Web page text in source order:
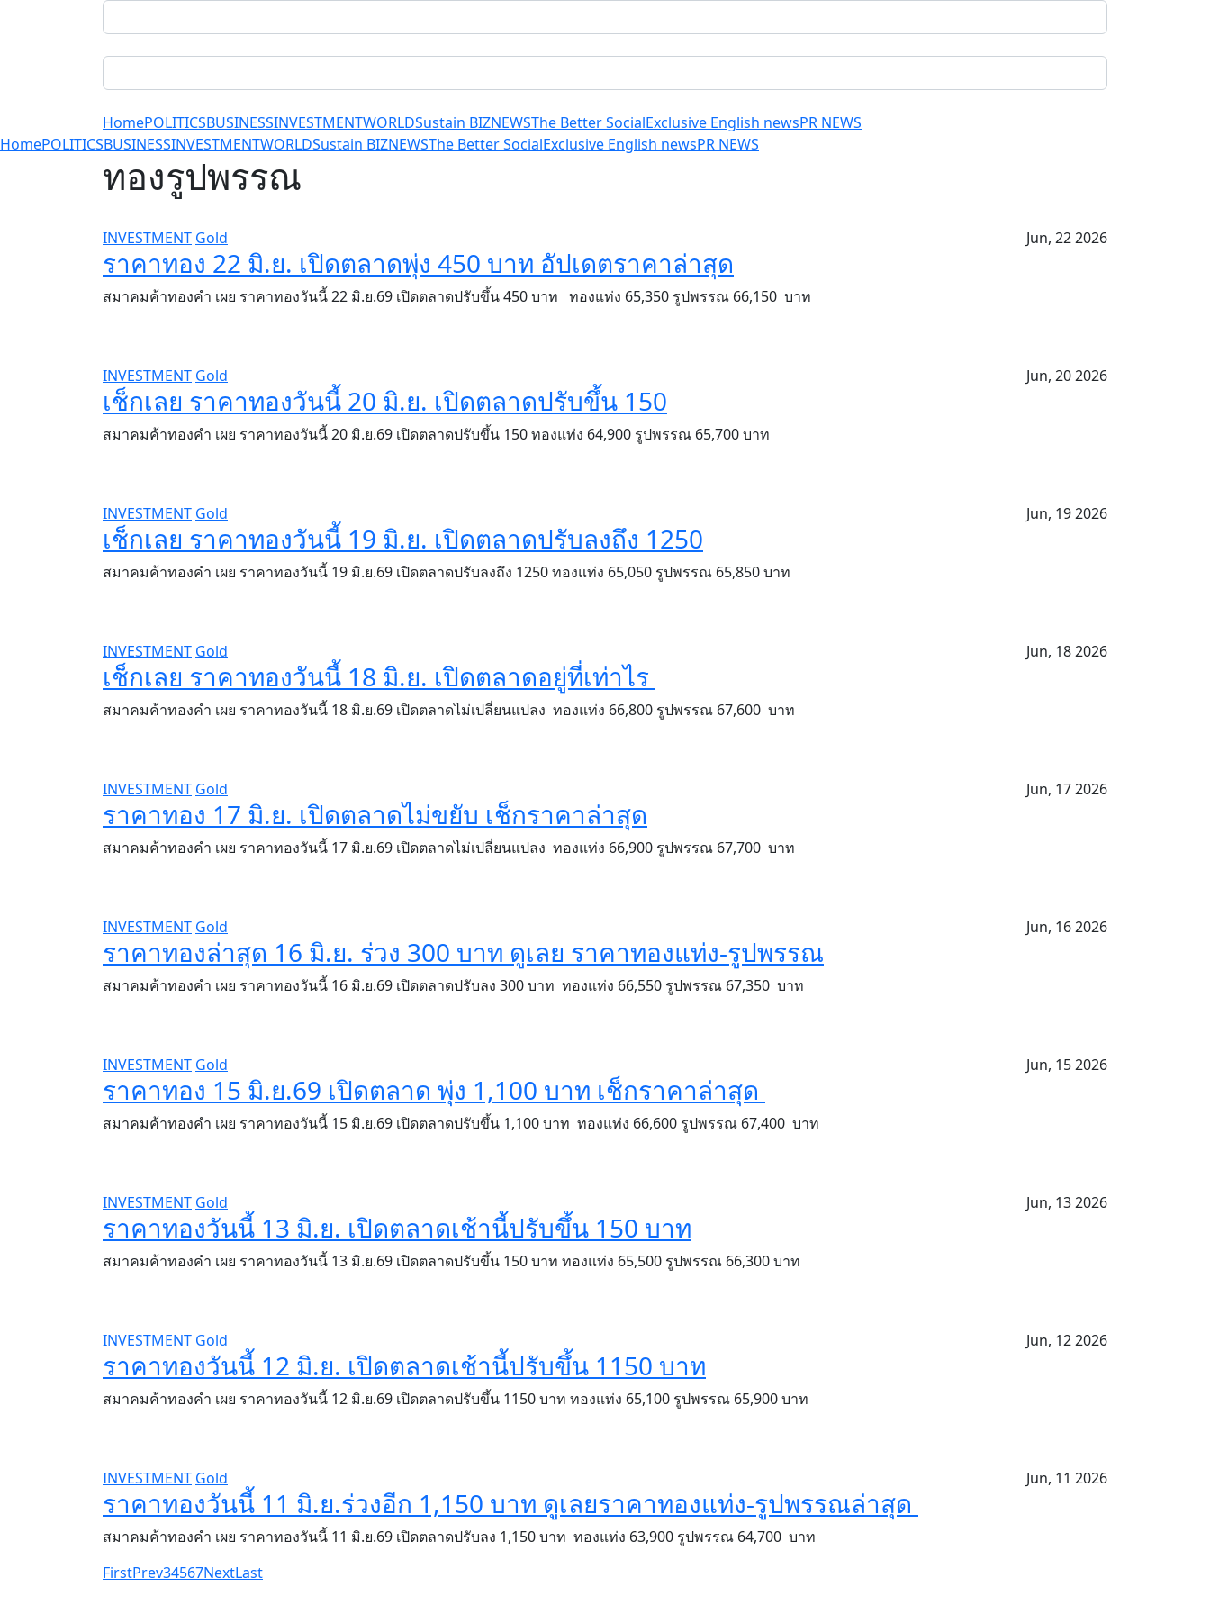
HomePOLITICSBUSINESSINVESTMENTWORLDSustain BIZNEWSThe Better SocialExclusive English newsPR NEWS
HomePOLITICSBUSINESSINVESTMENTWORLDSustain BIZNEWSThe Better SocialExclusive English newsPR NEWS
ทองรูปพรรณ
INVESTMENT Gold
ราคาทอง 22 มิ.ย. เปิดตลาดพุ่ง 450 บาท อัปเดตราคาล่าสุด
สมาคมค้าทองคำ เผย ราคาทองวันนี้ 22 มิ.ย.69 เปิดตลาดปรับขึ้น 450 บาท ทองแท่ง 65,350 รูปพรรณ 66,150 บาท
Jun, 22 2026
INVESTMENT Gold
เช็กเลย ราคาทองวันนี้ 20 มิ.ย. เปิดตลาดปรับขึ้น 150
สมาคมค้าทองคำ เผย ราคาทองวันนี้ 20 มิ.ย.69 เปิดตลาดปรับขึ้น 150 ทองแท่ง 64,900 รูปพรรณ 65,700 บาท
Jun, 20 2026
INVESTMENT Gold
เช็กเลย ราคาทองวันนี้ 19 มิ.ย. เปิดตลาดปรับลงถึง 1250
สมาคมค้าทองคำ เผย ราคาทองวันนี้ 19 มิ.ย.69 เปิดตลาดปรับลงถึง 1250 ทองแท่ง 65,050 รูปพรรณ 65,850 บาท
Jun, 19 2026
INVESTMENT Gold
เช็กเลย ราคาทองวันนี้ 18 มิ.ย. เปิดตลาดอยู่ที่เท่าไร
สมาคมค้าทองคำ เผย ราคาทองวันนี้ 18 มิ.ย.69 เปิดตลาดไม่เปลี่ยนแปลง ทองแท่ง 66,800 รูปพรรณ 67,600 บาท
Jun, 18 2026
INVESTMENT Gold
ราคาทอง 17 มิ.ย. เปิดตลาดไม่ขยับ เช็กราคาล่าสุด
สมาคมค้าทองคำ เผย ราคาทองวันนี้ 17 มิ.ย.69 เปิดตลาดไม่เปลี่ยนแปลง ทองแท่ง 66,900 รูปพรรณ 67,700 บาท
Jun, 17 2026
INVESTMENT Gold
ราคาทองล่าสุด 16 มิ.ย. ร่วง 300 บาท ดูเลย ราคาทองแท่ง-รูปพรรณ
สมาคมค้าทองคำ เผย ราคาทองวันนี้ 16 มิ.ย.69 เปิดตลาดปรับลง 300 บาท ทองแท่ง 66,550 รูปพรรณ 67,350 บาท
Jun, 16 2026
INVESTMENT Gold
ราคาทอง 15 มิ.ย.69 เปิดตลาด พุ่ง 1,100 บาท เช็กราคาล่าสุด
สมาคมค้าทองคำ เผย ราคาทองวันนี้ 15 มิ.ย.69 เปิดตลาดปรับขึ้น 1,100 บาท ทองแท่ง 66,600 รูปพรรณ 67,400 บาท
Jun, 15 2026
INVESTMENT Gold
ราคาทองวันนี้ 13 มิ.ย. เปิดตลาดเช้านี้ปรับขึ้น 150 บาท
สมาคมค้าทองคำ เผย ราคาทองวันนี้ 13 มิ.ย.69 เปิดตลาดปรับขึ้น 150 บาท ทองแท่ง 65,500 รูปพรรณ 66,300 บาท
Jun, 13 2026
INVESTMENT Gold
ราคาทองวันนี้ 12 มิ.ย. เปิดตลาดเช้านี้ปรับขึ้น 1150 บาท
สมาคมค้าทองคำ เผย ราคาทองวันนี้ 12 มิ.ย.69 เปิดตลาดปรับขึ้น 1150 บาท ทองแท่ง 65,100 รูปพรรณ 65,900 บาท
Jun, 12 2026
INVESTMENT Gold
ราคาทองวันนี้ 11 มิ.ย.ร่วงอีก 1,150 บาท ดูเลยราคาทองแท่ง-รูปพรรณล่าสุด
สมาคมค้าทองคำ เผย ราคาทองวันนี้ 11 มิ.ย.69 เปิดตลาดปรับลง 1,150 บาท ทองแท่ง 63,900 รูปพรรณ 64,700 บาท
Jun, 11 2026
FirstPrev34567NextLast